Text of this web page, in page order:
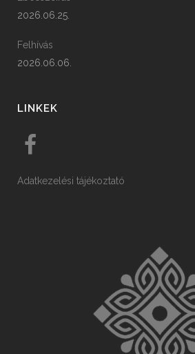
2026.06.25.
Felhívás
2026.06.06.
LINKEK
Adatkezelési tájékoztató